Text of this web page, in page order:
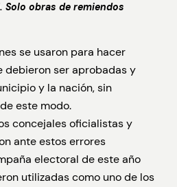
Solo obras de remiendos
se usaron para hacer
debieron ser aprobadas y
y la nación, sin
este modo.
concejales oficialistas y
ante estos errores
electoral de este año
utilizadas como uno de los